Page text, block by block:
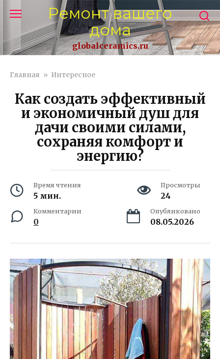
контенту
Ремонт вашего
дома
globalceramics.ru
Главная » Интересное
Как создать эффективный
и экономичный душ для
дачи своими силами,
сохраняя комфорт и
энергию?
Время чтения
5 мин.
Просмотры
24
Комментарии
0
Опубликовано
08.05.2026